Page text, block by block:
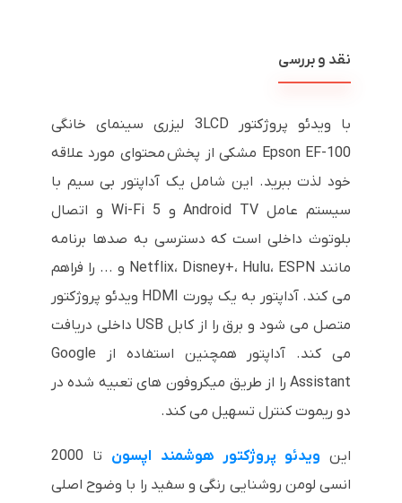
نقد و بررسی
با ویدئو پروژکتور 3LCD لیزری سینمای خانگی
Epson EF-100 مشکی از پخش محتوای مورد علاقه
خود لذت ببرید. این شامل یک آداپتور بی سیم با
سیستم عامل Android TV و Wi-Fi 5 و اتصال
بلوتوث داخلی است که دسترسی به صدها برنامه
مانند Netflix، Disney+، Hulu، ESPN و ... را فراهم
می کند. آداپتور به یک پورت HDMI ویدئو پروژکتور
متصل می شود و برق را از کابل USB داخلی دریافت
می کند. آداپتور همچنین استفاده از Google
Assistant را از طریق میکروفون های تعبیه شده در
دو ریموت کنترل تسهیل می کند.
این ویدئو پروژکتور هوشمند اپسون
تا 2000
انسی لومن روشنایی رنگی و سفید را با وضوح اصلی